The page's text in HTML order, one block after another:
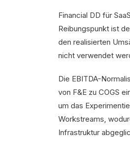
Financial DD für
Reibungspunkt ist
den realisierten
nicht verwendet
Die EBITDA-
von F&E zu COGS
um das
Workstreams,
Infrastruktur